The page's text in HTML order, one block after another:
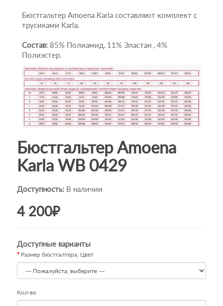
Бюстгальтер Amoena Karla составляют комплект с
трусиками Karla.
Состав: 85% Полиамид, 11% Эластан , 4%
Полиэстер.
Бюстгальтер Amoena
Karla WB 0429
Доступность: В наличии
4 200₽
Доступные варианты
Размер бюстгалтера, Цвет
Кол-во